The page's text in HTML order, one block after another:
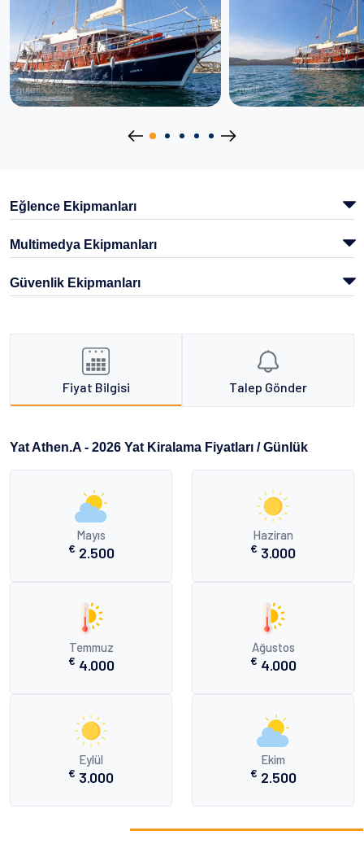
Eğlence Ekipmanları
Multimedya Ekipmanları
Güvenlik Ekipmanları
Fiyat Bilgisi Talep Gönder
Yat Athen.A - 2026 Yat Kiralama Fiyatları / Günlük
Mayıs
€ 2.500
Haziran
€ 3.000
Temmuz
€ 4.000
Ağustos
€ 4.000
Eylül
€ 3.000
Ekim
€ 2.500